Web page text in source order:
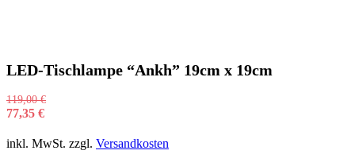
LED-Tischlampe “Ankh” 19cm x 19cm
119,00€
77,35 €
inkl. MwSt. zzgl. Versandkosten